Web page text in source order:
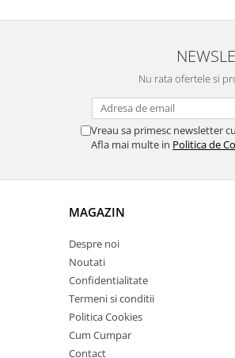
Nu rata ofertele si
Vreau sa primesc newsletter
Afla mai multe in Politica de
MAGAZIN
Despre noi
Noutati
Confidentialitate
Termeni si conditii
Politica Cookies
Cum Cumpar
Contact